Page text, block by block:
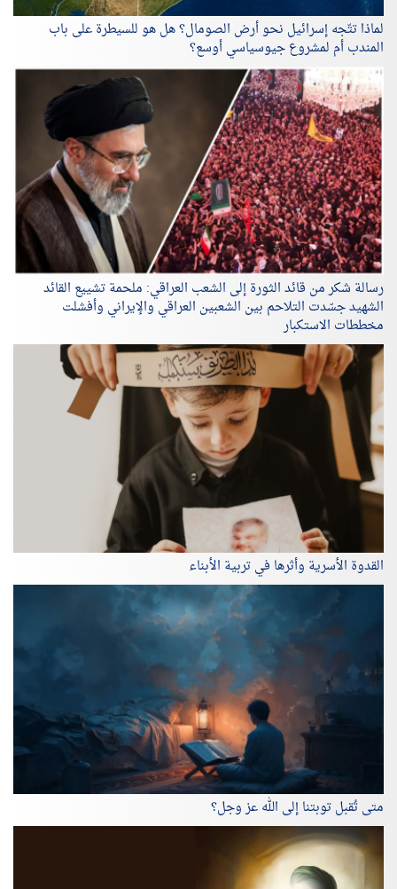
لماذا تتّجه إسرائيل نحو أرض الصومال؟ هل هو للسيطرة على باب
المندب أم لمشروع جيوسياسي أوسع؟
رسالة شكر من قائد الثورة إلى الشعب العراقي: ملحمة تشييع القائد
الشهيد جسّدت التلاحم بين الشعبين العراقي والإيراني وأفشلت
مخططات الاستكبار
القدوة الأسرية وأثرها في تربية الأبناء
متى تُقبل توبتنا إلى الله عز وجل؟